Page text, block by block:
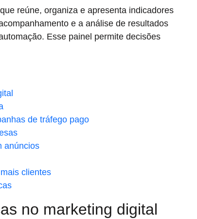
reúne, organiza e apresenta indicadores
e a análise de resultados
Esse painel permite decisões
de tráfego pago
anúncios
clientes
no marketing digital